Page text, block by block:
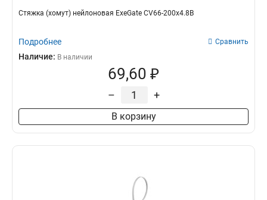
Стяжка (хомут) нейлоновая ExeGate CV66-200x4.8B
Подробнее Сравнить
Наличие: В наличии
69,60 ₽
– +
В корзину